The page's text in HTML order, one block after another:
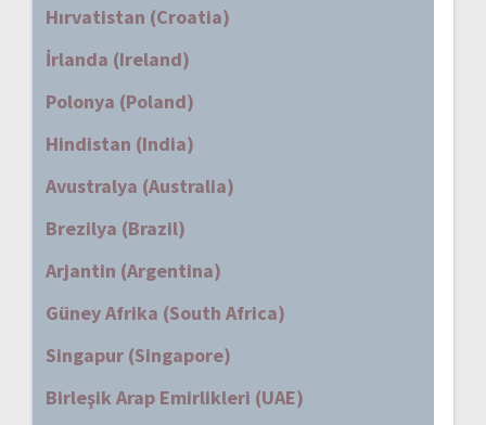
Hırvatistan (Croatia)
İrlanda (Ireland)
Polonya (Poland)
Hindistan (India)
Avustralya (Australia)
Brezilya (Brazil)
Arjantin (Argentina)
Güney Afrika (South Africa)
Singapur (Singapore)
Birleşik Arap Emirlikleri (UAE)